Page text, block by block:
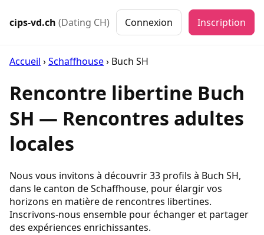
cips-vd.ch (Dating CH) Connexion Inscription
Accueil ›Schaffhouse› Buch SH
Rencontre libertine Buch
SH — Rencontres adultes
locales
Nous vous invitons à découvrir 33 profils à Buch SH,
dans le canton de Schaffhouse, pour élargir vos
horizons en matière de rencontres libertines.
Inscrivons-nous ensemble pour échanger et partager
des expériences enrichissantes.